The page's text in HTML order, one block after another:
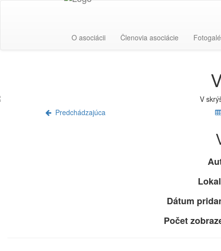
O asociácii Členovia asociácie
Predchádzajúca
Dátum
Počet